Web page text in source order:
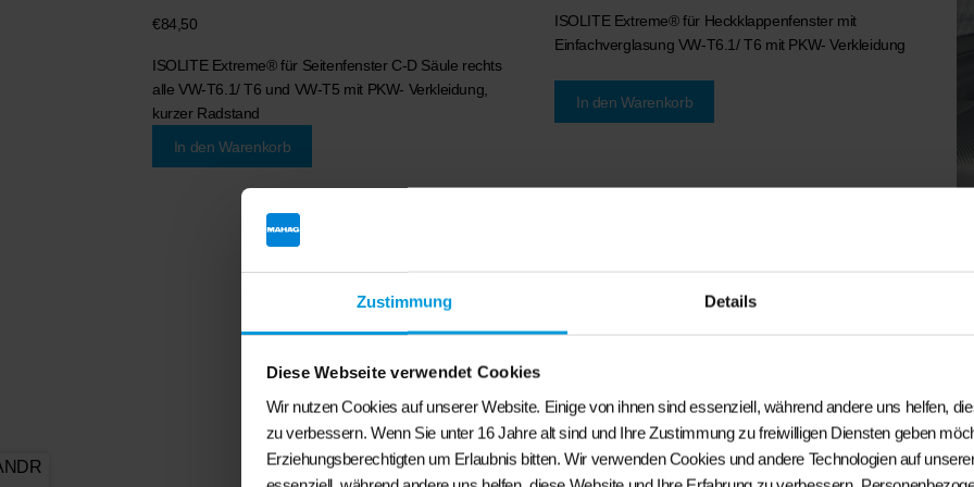
Zustimmung Details
Diese Webseite verwendet Cookies
Wir nutzen Cookies auf unserer Website. Einige von ihnen sind essenziell, während andere uns helfen,
zu verbessern. Wenn Sie unter 16 Jahre alt sind und Ihre Zustimmung zu freiwilligen Diensten geben
Erziehungsberechtigten um Erlaubnis bitten. Wir verwenden Cookies und andere Technologien auf
€84,50
ISOLITE Extreme®für Seitenfenster C-D Säule rechts
alle VW-T6.1/ T6 und VW-T5 mit PKW- Verkleidung,
kurzer Radstand
In den Warenkorb
ISOLITE Extreme®für Heckklappenfenster mit
Einfachverglasung VW-T6.1/ T6 mit PKW- Verkleidung
In den Warenkorb